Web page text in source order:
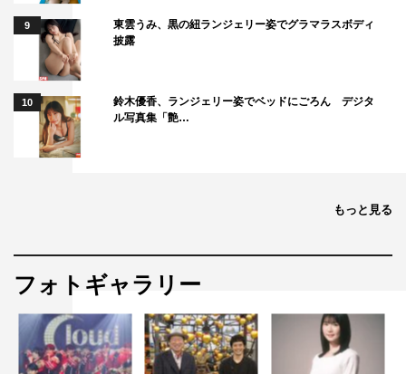
ました。テレビでしか見たことがなかった安達祐実さんは
実在しました。
■徳永えり
愛着あるモノが言葉をもち、話してくれるなんて夢のよ
う！人ではないものを演じられることもなかなかないの
で、この不思議な世界観の中で、安達さんの捨てられな
安達さんに言いたいなと思い演じました。このキュートで
■戸塚純貴
尊敬する大先輩、安達祐実さん主演作品に参加させていた
だく事になり身に余る思いだったのですが、頂いた役がま
さかのあれだなんて…。大九監督と創り出すフラットな安
9
東雲うみ、黒の紐ランジェリー姿でグラマラスボディ
披露
10
鈴木優香、ランジェリー姿でベッドにごろん デジタ
ル写真集「艶…
もっと見る
フォトギャラリー